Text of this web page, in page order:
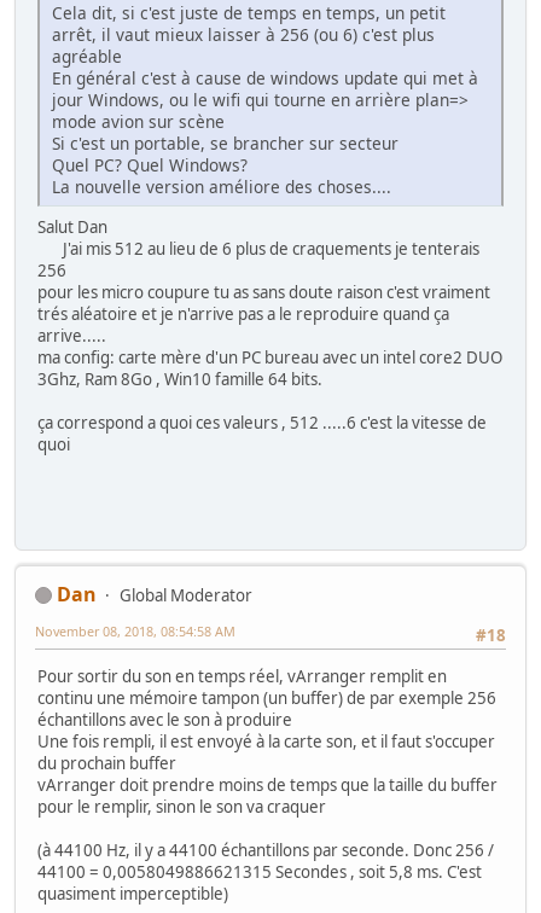
Cela dit, si c'est juste de temps en temps, un petit
arrêt, il vaut mieux laisser à 256 (ou 6) c'est plus
agréable
En général c'est à cause de windows update qui met à
jour Windows, ou le wifi qui tourne en arrière plan=>
mode avion sur scène
Si c'est un portable, se brancher sur secteur
Quel PC? Quel Windows?
La nouvelle version améliore des choses....
Salut Dan
J'ai mis 512 au lieu de 6 plus de craquements je tenterais
256
pour les micro coupure tu as sans doute raison c'est vraiment
trés aléatoire et je n'arrive pas a le reproduire quand ça
arrive.....
ma config: carte mère d'un PC bureau avec un intel core2 DUO
3Ghz, Ram 8Go , Win10 famille 64 bits.
ça correspond a quoi ces valeurs , 512 .....6 c'est la vitesse de
quoi
Dan
Global Moderator
#18
November 08, 2018, 08:54:58 AM
Pour sortir du son en temps réel, vArranger remplit en
continu une mémoire tampon (un buffer) de par exemple 256
échantillons avec le son à produire
Une fois rempli, il est envoyé à la carte son, et il faut s'occuper
du prochain buffer
vArranger doit prendre moins de temps que la taille du buffer
pour le remplir, sinon le son va craquer
(à 44100 Hz, il y a 44100 échantillons par seconde. Donc 256 /
44100 = 0,0058049886621315 Secondes , soit 5,8 ms. C'est
quasiment imperceptible)